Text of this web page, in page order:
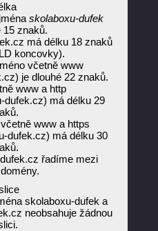
skolaboxu-dufek
15 znaků.
má délku 18 znaků
koncovky).
včetně www
je dlouhé 22 znaků.
www a http
dufek.cz) má délku 29
www a https
dufek.cz) má délku 30
řadíme mezi
skolaboxu-dufek a
neobsahuje žádnou